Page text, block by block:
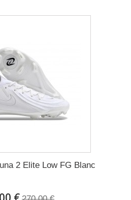
2 Elite Low FG Blanc